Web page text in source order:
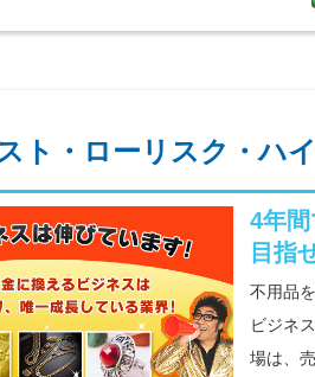
スト・ローリスク・ハ
4年
目指
不用品
ビジネ
場は、